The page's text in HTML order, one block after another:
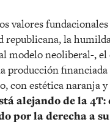
valores
republicana, la
modelo neoliberal-,
producción
con estética naranja
alejando de la 4T:
por la derecha a